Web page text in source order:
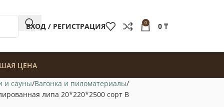
ВХОД / РЕГИСТРАЦИЯ 0 0 ₸
ЦЕНА
и сауны Вагонка и пиломатериалы
липа 20*220*2500 сорт В